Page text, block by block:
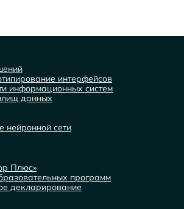
интерфейсов
информационных систем
данных
нейронной сети
Плюс»
программ
декларирование